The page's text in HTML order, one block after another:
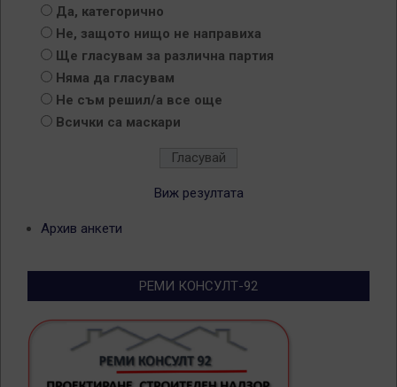
Да, категорично
Не, защото нищо не направиха
Ще гласувам за различна партия
Няма да гласувам
Не съм решил/а все още
Всички са маскари
Виж резултата
Архив анкети
РЕМИ КОНСУЛТ-92